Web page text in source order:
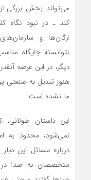
می‌تواند بخش بزرگی
کند ـ در نبود نگاه
ارگان‌ها و
نتوانسته جایگاه
دیگر، در این عرصه
هنوز تبدیل به صنعتی
ما نشده است.
این داستان
نمی‌شود، محدود به
درباره مسائل این
متخصصان به صدا در